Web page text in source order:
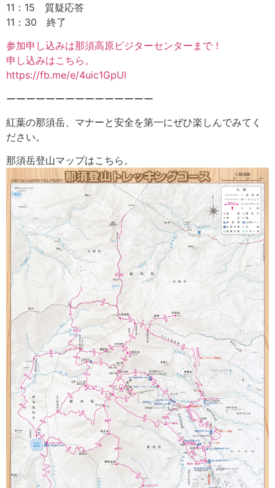
11：15 質疑応答
11：30 終了
参加申し込みは那須高原ビジターセンターまで！
申し込みはこちら。
https://fb.me/e/4uic1GpUl
ーーーーーーーーーーーーーーー
紅葉の那須岳、マナーと安全を第一にぜひ楽しんでみてく
ださい。
那須岳登山マップはこちら。